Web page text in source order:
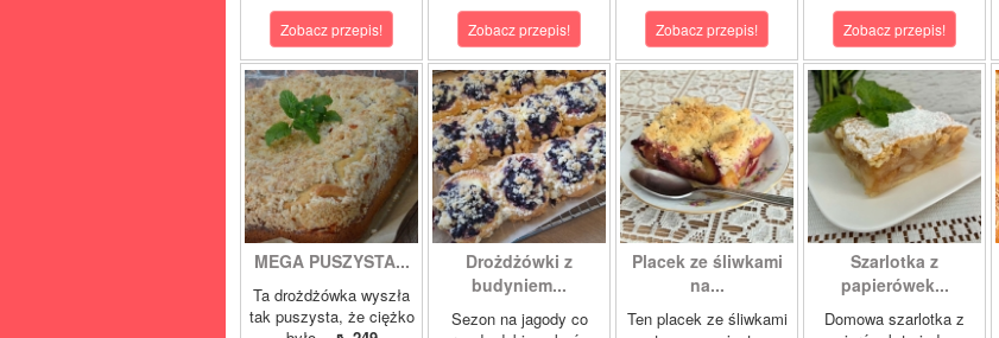
Zobacz przepis! Zobacz przepis! Zobacz przepis! Zobacz przepis!
MEGA PUSZYSTA...
Ta drożdżówka wyszła
tak puszysta, że ciężko
Drożdżówki z
budyniem...
Sezon na jagody co
Placek ze śliwkami
na...
Ten placek ze śliwkami
Szarlotka z
papierówek...
Domowa szarlotka z